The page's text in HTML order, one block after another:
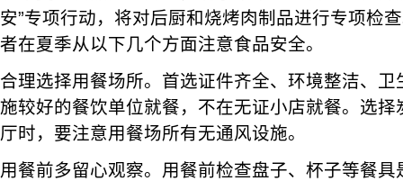
安”专项行动，将对后厨和烧烤肉制品进行专项检
者在夏季从以下几个方面注意食品安全。
合理选择用餐场所。首选证件齐全、环境整洁、
施较好的餐饮单位就餐，不在无证小店就餐。选
厅时，要注意用餐场所有无通风设施。
用餐前多留心观察。用餐前检查盘子、杯子等餐